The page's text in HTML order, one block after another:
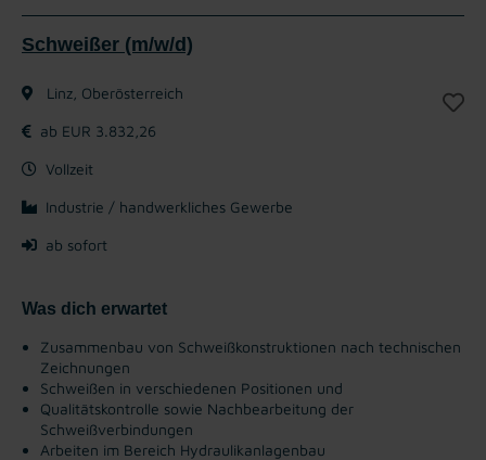
Schweißer (m/w/d)
Linz, Oberösterreich
ab EUR 3.832,26
Vollzeit
Industrie / handwerkliches Gewerbe
ab sofort
Was dich erwartet
Zusammenbau von Schweißkonstruktionen nach technischen
Zeichnungen
Schweißen in verschiedenen Positionen und
Qualitätskontrolle sowie Nachbearbeitung der
Schweißverbindungen
Arbeiten im Bereich Hydraulikanlagenbau